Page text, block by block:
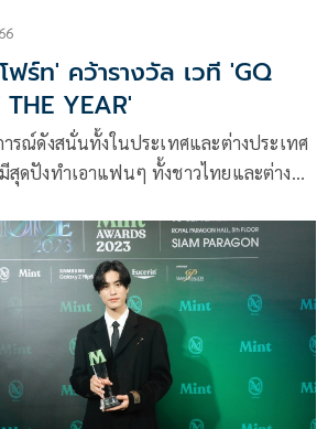
ฟร์ท' คว้ารางวัล เวที 'GQ
YEAR'
ารณ์ดังสนั่นทั้งในประเทศและต่างประเทศ
สุดปังทำเอาแฟนๆ ทั้งชาวไทยและต่างชา
ภาพ เจมีไนน์-นรวิชญ์ ฐิติเจริญรักษ์ และ
ธน์ จิโรชน์ธิกุล ในซีรีส์สุดฮิต แฟนผมเป็น
ยน My School President จาก
เทนต์โพรไวเดอร์ชั้นนำของเมืองไทย ใน
อะ วัน เอ็นเตอร์ไพรส์ จำกัด (มหาชน)